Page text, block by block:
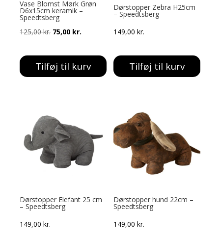
Vase Blomst Mørk Grøn
D6x15cm keramik –
Speedtsberg
125,00kr. Den
pris
var:
75,00 kr.
pris
er:
Tilføj til kurv
Dørstopper Zebra H25cm
– Speedtsberg
149,00kr.
Tilføj til kurv
Dørstopper Elefant 25 cm
– Speedtsberg
149,00kr.
Dørstopper hund 22cm –
Speedtsberg
149,00kr.